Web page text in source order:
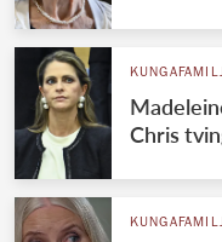
Chris